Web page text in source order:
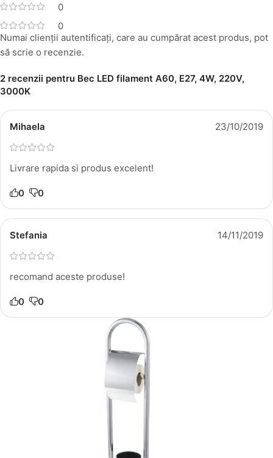
0
0
2 recenzii pentru Bec LED filament A60, E27, 4W, 220V,
3000K
Mihaela 23/10/2019
Livrare rapida si produs excelent!
0 0
Stefania 14/11/2019
recomand aceste produse!
0 0
Numai clienții autentificați, care au cumpărat acest produs, pot
să scrie o recenzie.